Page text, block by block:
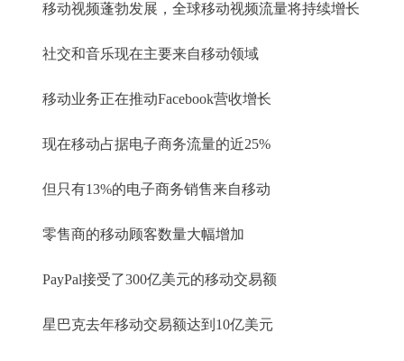
移动视频蓬勃发展，全球移动视频流量将持续增长
社交和音乐现在主要来自移动领域
移动业务正在推动Facebook营收增长
现在移动占据电子商务流量的近25%
但只有13%的电子商务销售来自移动
零售商的移动顾客数量大幅增加
PayPal接受了300亿美元的移动交易额
星巴克去年移动交易额达到10亿美元